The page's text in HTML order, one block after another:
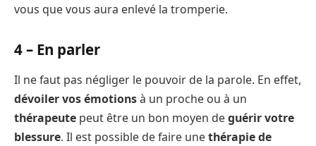
vous que vous aura enlevé la tromperie.
4 – En parler
Il ne faut pas négliger le pouvoir de la parole. En effet,
dévoiler vos émotionsà un proche ou à un
thérapeute peut être un bon moyen deguérir votre
blessure. Il est possible de faire unethérapie de